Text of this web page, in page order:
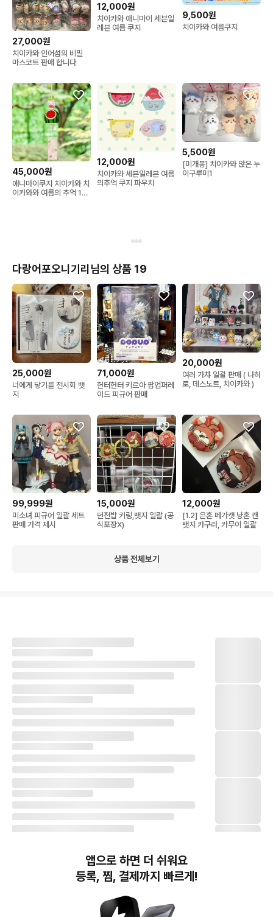
27,000원
치이카와 인어섬의 비밀
마스코트 판매 합니다
12,000원
치이카와 애니마이 세븐일
레븐 여름 쿠지
9,500원
치이카와 여름쿠지
45,000원
애니마이쿠지 치이카와 치
이카와와 여름의 추억 10
12,000원
치이카와 세븐일레븐 여름
의추억 쿠지 파우치
5,500원
[미개봉] 치이카와 앉은 누
이구루미1
다랑어포오니기리님의 상품 19
25,000원
너에게 닿기를 전시회 뱃
지
71,000원
헌터헌터 키르아 팝업퍼레
이드 피규어 판매
20,000원
여러 가챠 일괄 판매 ( 나히
로, 데스노트, 치이카와 )
99,999원
미소녀 피규어 일괄 세트
판매 가격 제시
15,000원
던전밥 키링,뱃지 일괄 (공
식포장X)
12,000원
[1.2] 은혼 메가캣 냥혼 캔
뱃지 카구라, 카무이 일괄
상품 전체보기
앱으로 하면 더 쉬워요
등록, 찜, 결제까지 빠르게!